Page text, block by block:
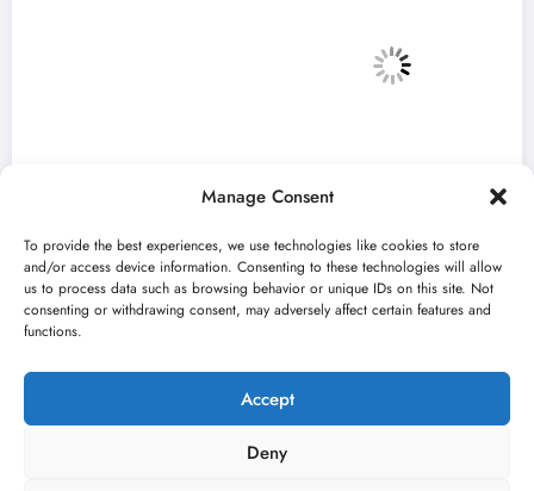
Manage Consent
To provide the best experiences, we use technologies like cookies to store
and/or access device information. Consenting to these technologies will allow
us to process data such as browsing behavior or unique IDs on this site. Not
consenting or withdrawing consent, may adversely affect certain features and
functions.
Accept
Deny
i ovog
Zulum Manifest predstavlja
jun 22, 2026